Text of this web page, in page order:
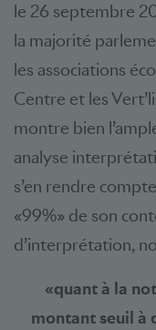
le 26 septembre
la majorité
les associations
Centre et les
montre bien
analyse
s’en rendre
«99%» de son
d’interprétation,
«quant à la
montant seuil à